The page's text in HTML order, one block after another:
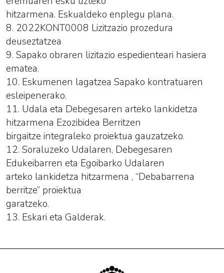
hitzarmena. Eskualdeko enplegu plana.
8. 2022KONT0008 Lizitzazio prozedura
deuseztatzea
9. Sapako obraren lizitazio espedienteari hasiera
ematea.
10. Eskumenen lagatzea Sapako kontratuaren
esleipenerako.
11. Udala eta Debegesaren arteko lankidetza
hitzarmena Ezozibidea Berritzen
birgaitze integraleko proiektua gauzatzeko.
12. Soraluzeko Udalaren, Debegesaren
Edukeibarren eta Egoibarko Udalaren
arteko lankidetza hitzarmena , “Debabarrena
berritze” proiektua
garatzeko.
13. Eskari eta Galderak.